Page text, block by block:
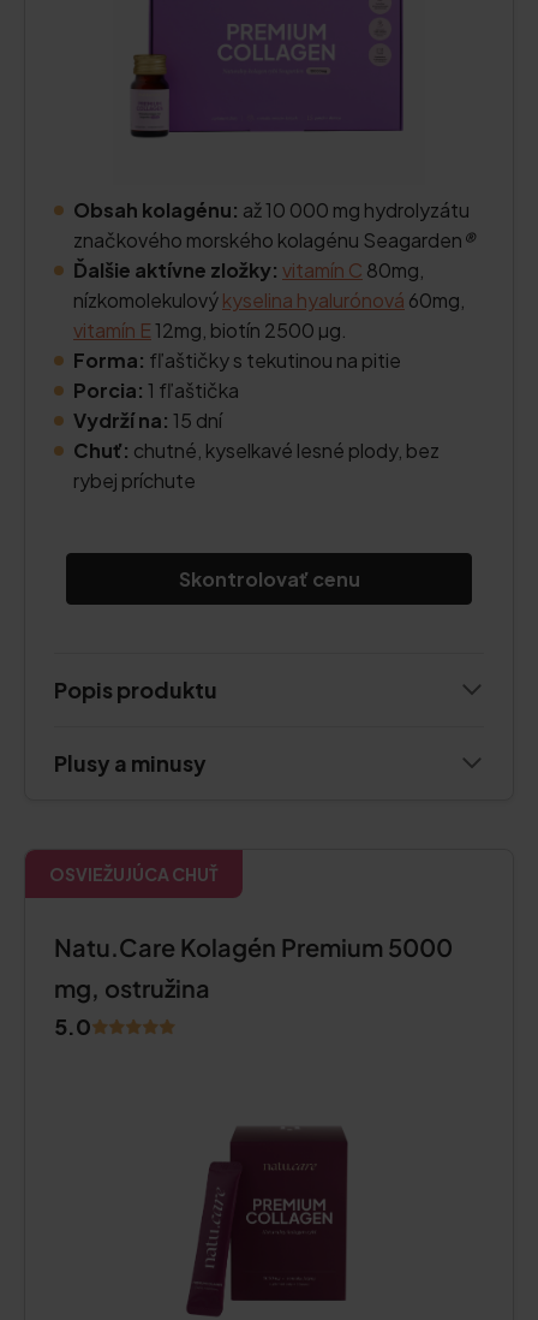
Obsah kolagénu: až 10 000 mg hydrolyzátu
značkového morského kolagénu Seagarden®
Ďalšie aktívne zložky: vitamín C 80mg,
nízkomolekulovýkyselina hyalurónová 60mg,
vitamín E12mg, biotín 2500 µg.
Forma: fľaštičky s tekutinou na pitie
Porcia: 1 fľaštička
Vydrží na: 15 dní
Chuť: chutné, kyselkavé lesné plody, bez
rybej príchute
Skontrolovať cenu
Popis produktu
Plusy a minusy
OSVIEŽUJÚCA CHUŤ
Natu.Care Kolagén Premium 5000
mg, ostružina
5.0